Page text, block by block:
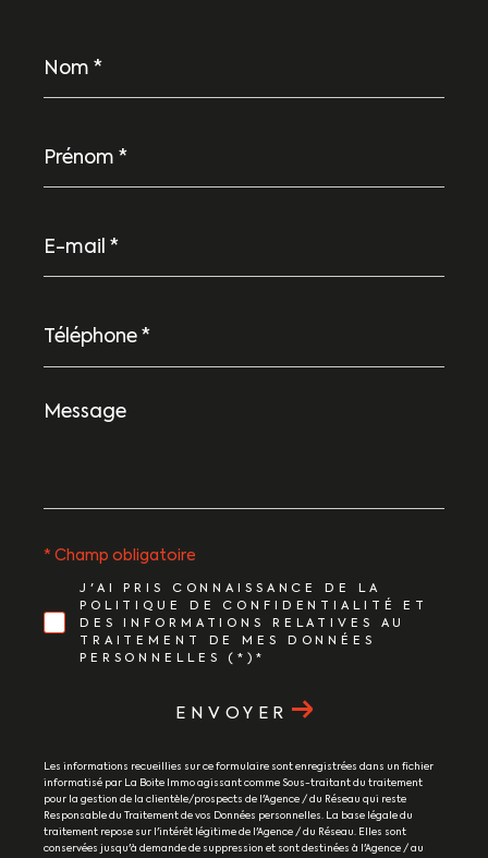
*
*
mail
*
Message
*
J'AI PRIS CONNAISSANCE DE LA
POLITIQUE DE CONFIDENTIALITÉ ET
DES INFORMATIONS RELATIVES AU
TRAITEMENT DE MES DONNÉES
PERSONNELLES (*)*
* Champ obligatoire
ENVOYER
Les informations recueillies sur ce formulaire sont enregistrées dans un fichier
informatisé par La Boite Immo agissant comme Sous-traitant du traitement
pour la gestion de la clientèle/prospects de l'Agence / du Réseau qui reste
Responsable du Traitement de vos Données personnelles. La base légale du
traitement repose sur l'intérêt légitime de l'Agence / du Réseau. Elles sont
conservées jusqu'à demande de suppression et sont destinées à l'Agence / au